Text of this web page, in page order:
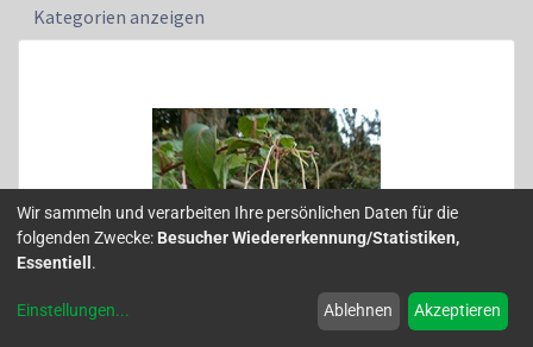
Kategorien anzeigen
Wir sammeln und verarbeiten Ihre persönlichen Daten für die
folgenden Zwecke: Besucher Wiedererkennung/Statistiken,
Essentiell .
Einstellungen... Ablehnen Akzeptieren